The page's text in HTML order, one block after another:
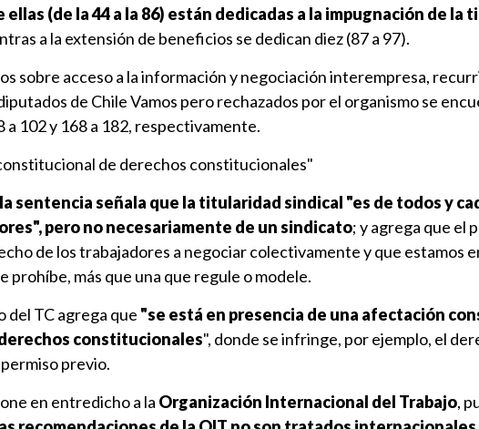
ellas (de la 44 a la 86) están dedicadas a la impugnación de la
a la extensión de beneficios se dedican diez (87 a 97).
sobre acceso a la información y negociación interempresa,
de Chile Vamos pero rechazados por el organismo se
a 102 y 168 a 182, respectivamente.
de derechos constitucionales"
la sentencia señala que la titularidad sindical "es de todos y
pero no necesariamente de un sindicato; y agrega que el
de los trabajadores a negociar colectivamente y que estamos
prohíbe, más que una que regule o modele.
del TC agrega que "se está en presencia de una afectación
constitucionales", donde se infringe, por ejemplo, el
previo.
en entredicho a la Organización Internacional del Trabajo,